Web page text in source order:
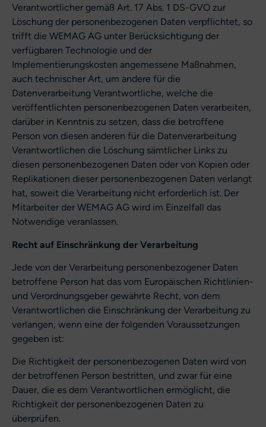
Verantwortlicher gemäß Art. 17 Abs. 1 DS-GVO zur
Löschung der personenbezogenen Daten verpflichtet, so
trifft die WEMAG AG unter Berücksichtigung der
verfügbaren Technologie und der
Implementierungskosten angemessene Maßnahmen,
auch technischer Art, um andere für die
Datenverarbeitung Verantwortliche, welche die
veröffentlichten personenbezogenen Daten verarbeiten,
darüber in Kenntnis zu setzen, dass die betroffene
Person von diesen anderen für die Datenverarbeitung
Verantwortlichen die Löschung sämtlicher Links zu
diesen personenbezogenen Daten oder von Kopien oder
Replikationen dieser personenbezogenen Daten verlangt
hat, soweit die Verarbeitung nicht erforderlich ist. Der
Mitarbeiter der WEMAG AG wird im Einzelfall das
Notwendige veranlassen.
Recht auf Einschränkung der Verarbeitung
Jede von der Verarbeitung personenbezogener Daten
betroffene Person hat das vom Europäischen Richtlinien-
und Verordnungsgeber gewährte Recht, von dem
Verantwortlichen die Einschränkung der Verarbeitung zu
verlangen, wenn eine der folgenden Voraussetzungen
gegeben ist:
Die Richtigkeit der personenbezogenen Daten wird von
der betroffenen Person bestritten, und zwar für eine
Dauer, die es dem Verantwortlichen ermöglicht, die
Richtigkeit der personenbezogenen Daten zu
überprüfen.